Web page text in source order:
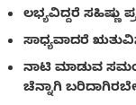
ಲಭ್ಯವಿದ್ದರೆ ಸಹಿಷ್ಣು
ಸಾಧ್ಯವಾದರೆ
ನಾಟಿ ಮಾಡುವ
ಚೆನ್ನಾಗಿ